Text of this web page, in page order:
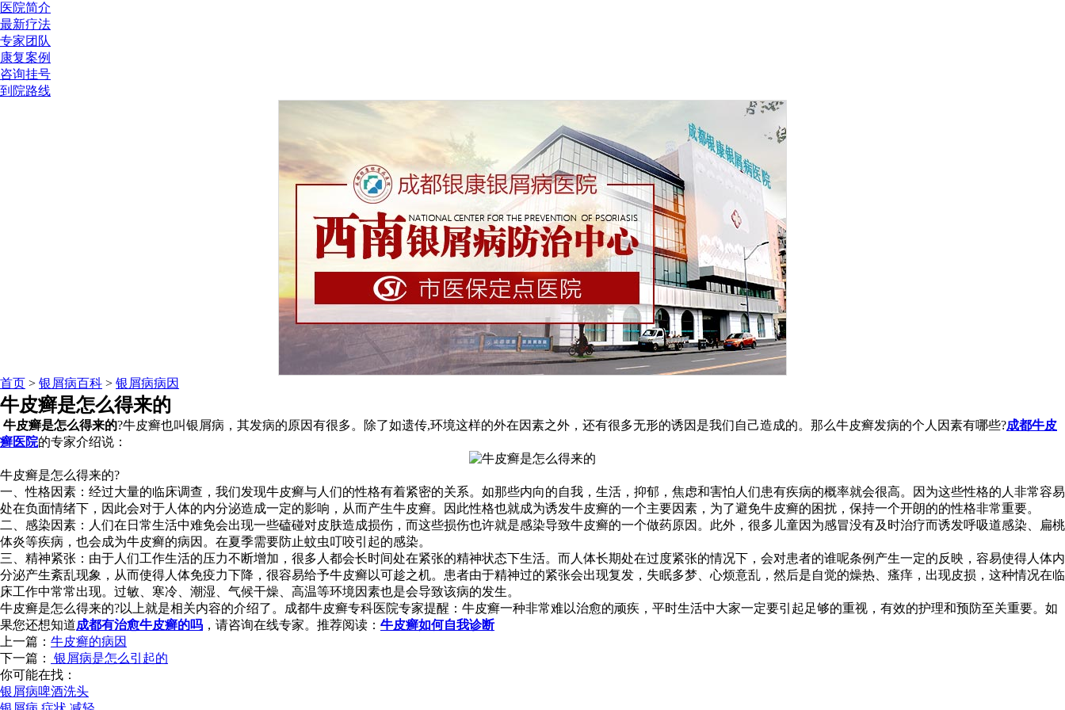
医院简介
最新疗法
专家团队
康复案例
咨询挂号
到院路线
首页 > 银屑病百科 > 银屑病病因
牛皮癣是怎么得来的
牛皮癣是怎么得来的?牛皮癣也叫银屑病，其发病的原因有很多。除了如遗传,环境这样的外在因素之外，还有很多无形的诱因是我们自己造成的。那么牛皮癣发病的个人因素有哪些?成都牛皮
癣医院的专家介绍说：
牛皮癣是怎么得来的?
一、性格因素：经过大量的临床调查，我们发现牛皮癣与人们的性格有着紧密的关系。如那些内向的自我，生活，抑郁，焦虑和害怕人们患有疾病的概率就会很高。因为这些性格的人非常容易
处在负面情绪下，因此会对于人体的内分泌造成一定的影响，从而产生牛皮癣。因此性格也就成为诱发牛皮癣的一个主要因素，为了避免牛皮癣的困扰，保持一个开朗的的性格非常重要。
二、感染因素：人们在日常生活中难免会出现一些磕碰对皮肤造成损伤，而这些损伤也许就是感染导致牛皮癣的一个做药原因。此外，很多儿童因为感冒没有及时治疗而诱发呼吸道感染、扁桃
体炎等疾病，也会成为牛皮癣的病因。在夏季需要防止蚊虫叮咬引起的感染。
三、精神紧张：由于人们工作生活的压力不断增加，很多人都会长时间处在紧张的精神状态下生活。而人体长期处在过度紧张的情况下，会对患者的谁呢条例产生一定的反映，容易使得人体内
分泌产生紊乱现象，从而使得人体免疫力下降，很容易给予牛皮癣以可趁之机。患者由于精神过的紧张会出现复发，失眠多梦、心烦意乱，然后是自觉的燥热、瘙痒，出现皮损，这种情况在临
床工作中常常出现。过敏、寒冷、潮湿、气候干燥、高温等环境因素也是会导致该病的发生。
牛皮癣是怎么得来的?以上就是相关内容的介绍了。成都牛皮癣专科医院专家提醒：牛皮癣一种非常难以治愈的顽疾，平时生活中大家一定要引起足够的重视，有效的护理和预防至关重要。如
果您还想知道成都有治愈牛皮癣的吗 ，请咨询在线专家。推荐阅读： 牛皮癣如何自我诊断
上一篇： 牛皮癣的病因
下一篇：
银屑病是怎么引起的
你可能在找：
银屑病啤酒洗头